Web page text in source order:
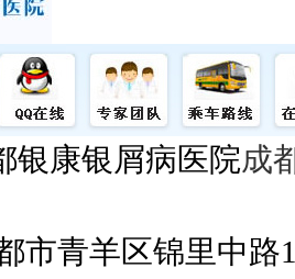
银康银屑病医院成
市青羊区锦里中